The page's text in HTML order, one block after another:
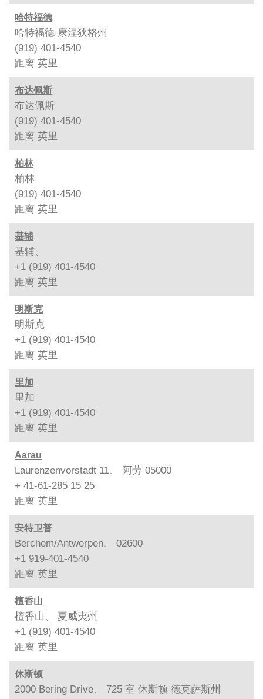
哈特福德
哈特福德 康涅狄格州
(919) 401-4540
距离 英里
布达佩斯
布达佩斯
(919) 401-4540
距离 英里
柏林
柏林
(919) 401-4540
距离 英里
基辅
基辅、
+1 (919) 401-4540
距离 英里
明斯克
明斯克
+1 (919) 401-4540
距离 英里
里加
里加
+1 (919) 401-4540
距离 英里
Aarau
Laurenzenvorstadt 11、 阿劳 05000
+ 41-61-285 15 25
距离 英里
安特卫普
Berchem/Antwerpen、 02600
+1 919-401-4540
距离 英里
檀香山
檀香山、 夏威夷州
+1 (919) 401-4540
距离 英里
休斯顿
2000 Bering Drive、 725 室 休斯顿 德克萨斯州